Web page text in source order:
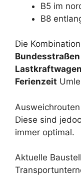
B5 im
B8
Die
Bundesstraßen
Lastkraftwagen
Ferienzeit
Diese sind
immer optimal.
Aktuelle